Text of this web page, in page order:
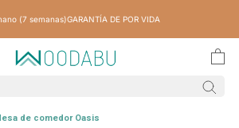
(7 semanas)GARANTÍA DE POR VIDA
de comedor Oasis